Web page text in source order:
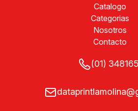
Catalogo
Categorias
Nosotros
Contacto
(01)